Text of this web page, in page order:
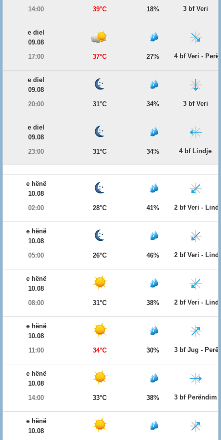
14:00 39°C 18% 3 bf Veri
e diel
09.08
17:00
37°C 27% 4 bf Veri -
e diel
09.08
20:00
31°C 34% 3 bf Veri
e diel
09.08
23:00
31°C 34% 4 bf Lindje
e hënë
10.08
02:00
28°C 41% 2 bf Veri -
e hënë
10.08
05:00
26°C 46% 2 bf Veri -
e hënë
10.08
08:00
31°C 38% 2 bf Veri -
e hënë
10.08
11:00
34°C 30% 3 bf Jug -
e hënë
10.08
14:00
33°C 38% 3 bf Perëndim
e hënë
10.08